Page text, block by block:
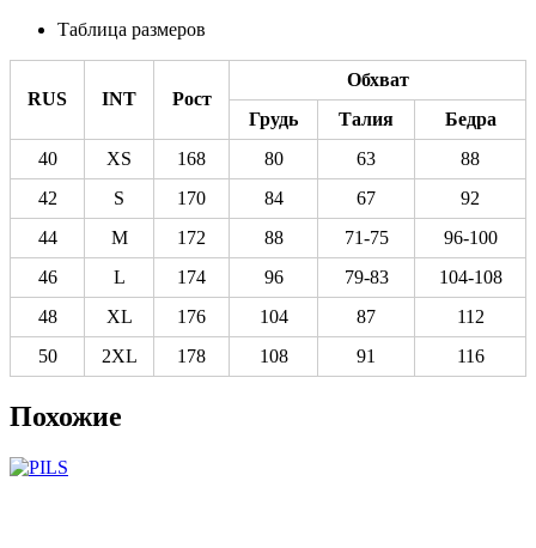
Таблица размеров
RUS INT Рост
Обхват
Грудь
Талия
Бедра
40
XS 168 80 63
88
42
S 170 84 67
92
44
M 172 88 71-75
96-100
46
L 174 96 79-83
104-108
48
XL 176 104 87
112
50
2XL 178 108 91 116
Похожие